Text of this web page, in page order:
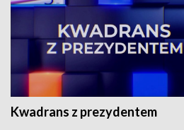
Kwadrans z prezydentem